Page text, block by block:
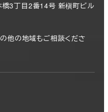
3丁目2番14号 新槇町ビル
他の地域もご相談くださ